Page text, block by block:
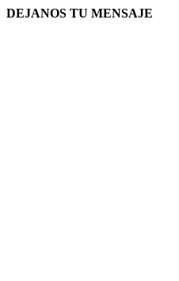
DEJANOS TU MENSAJE